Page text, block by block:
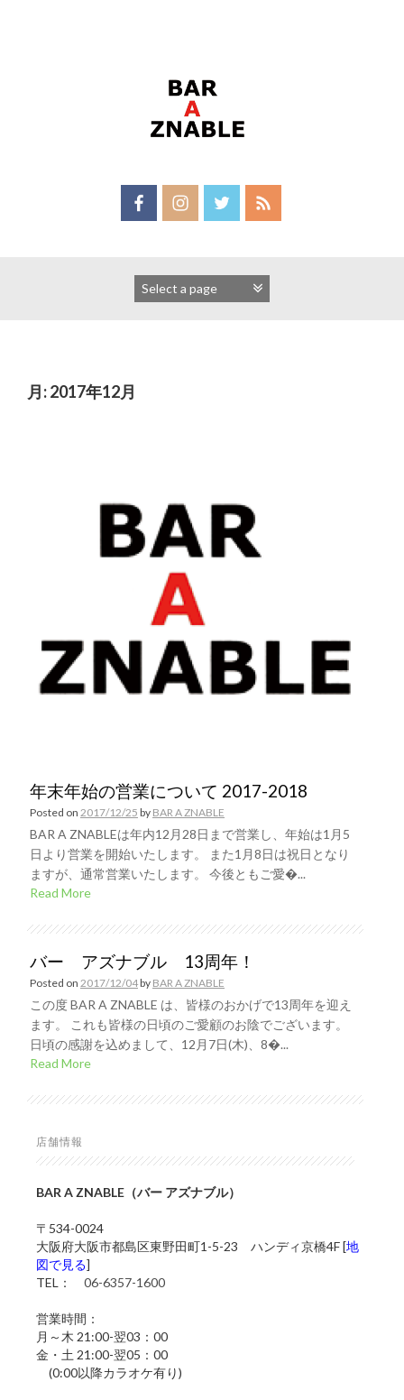
月:2017年12月
年末年始の営業について 2017-2018
Posted on 2017/12/25 by BAR A ZNABLE
BAR A ZNABLEは年内12月28日まで営業し、年始は1月5
日より営業を開始いたします。 また1月8日は祝日となり
ますが、通常営業いたします。 今後ともご愛�...
Read More
バー アズナブル 13周年！
Posted on 2017/12/04by BAR A ZNABLE
この度 BAR A ZNABLE は、皆様のおかげで13周年を迎え
ます。 これも皆様の日頃のご愛顧のお陰でございます。
日頃の感謝を込めまして、12月7日(木)、8�...
Read More
店舗情報
BAR A ZNABLE（バー アズナブル）
〒534-0024
大阪府大阪市都島区東野田町1-5-23 ハンディ京橋4F [地
図で見る]
TEL： 06-6357-1600
営業時間：
月～木 21:00-翌03：00
金・土 21:00-翌05：00
(0:00以降カラオケ有り)